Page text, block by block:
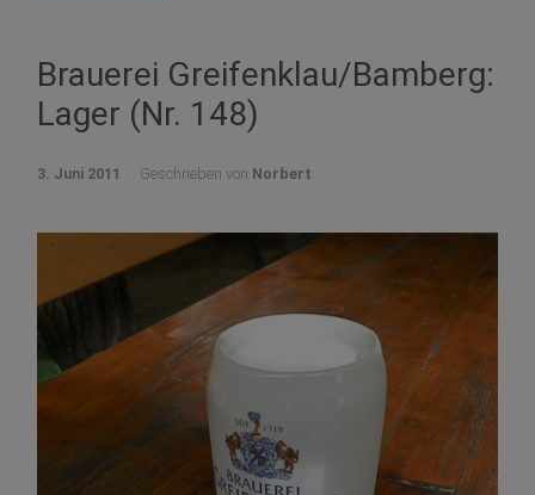
Brauerei Greifenklau/Bamberg:
Lager (Nr. 148)
3. Juni 2011 Geschrieben von Norbert